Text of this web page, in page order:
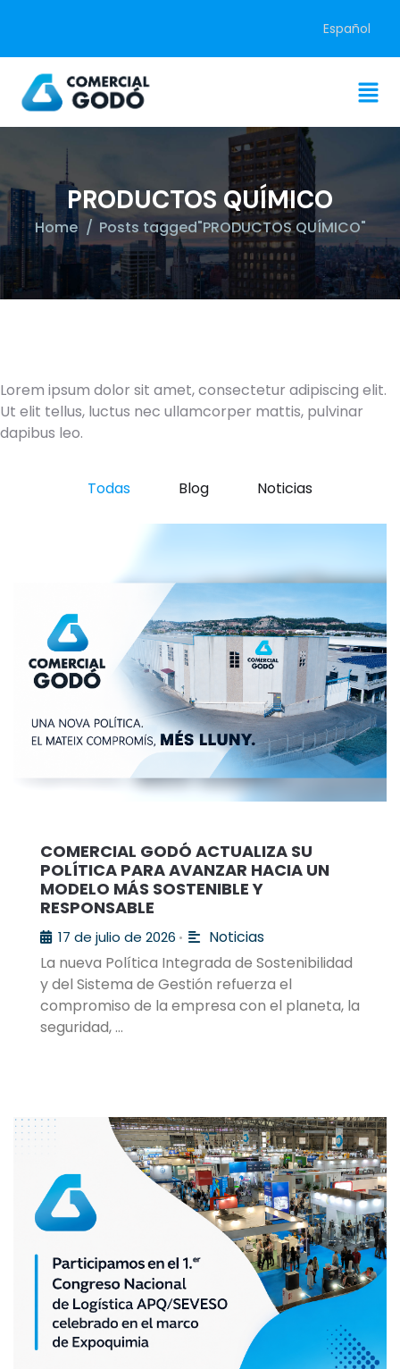
Español
PRODUCTOS QUÍMICO
Home Posts tagged"PRODUCTOS QUÍMICO"
Lorem ipsum dolor sit amet, consectetur adipiscing elit.
Ut elit tellus, luctus nec ullamcorper mattis, pulvinar
dapibus leo.
Todas Blog Noticias
COMERCIAL GODÓ ACTUALIZA SU
POLÍTICA PARA AVANZAR HACIA UN
MODELO MÁS SOSTENIBLE Y
RESPONSABLE
17 de julio de 2026 •
Noticias
La nueva Política Integrada de Sostenibilidad
y del Sistema de Gestión refuerza el
compromiso de la empresa con el planeta, la
seguridad, …